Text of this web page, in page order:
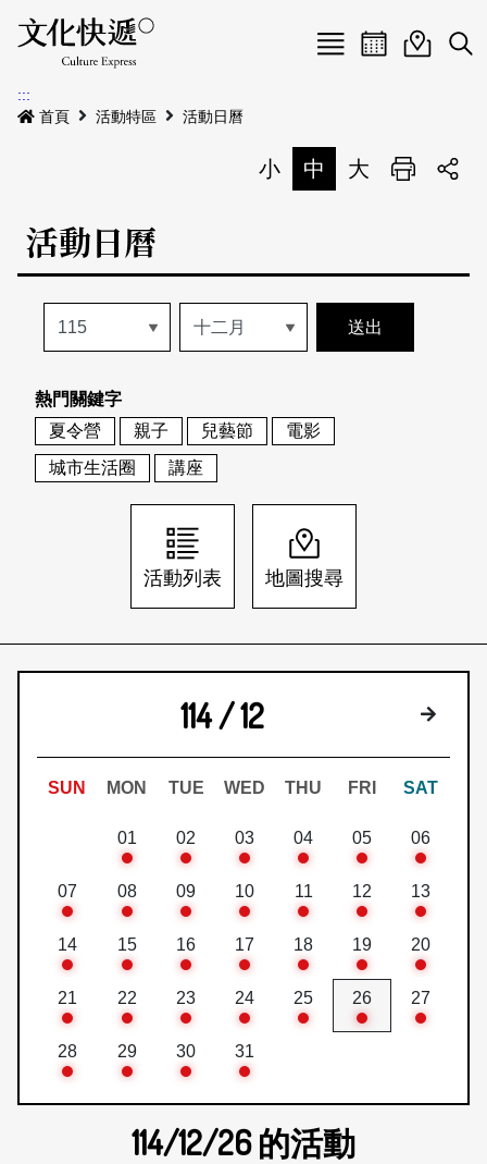
Menu
最新公告
本期專題
歷史專題
活動特區
活動列表
地圖搜尋
關於我們
關於我們
刊物索取地點
會員基本資料
刊登活動
網站導覽 English
日本語 登入/註冊
活動日曆活動地圖
展
:::
首頁
活動特區 活動日曆
小 中 大 列印
活動日曆
熱門關鍵字
夏令營
親子 兒藝節
電影
城市生活圈
講座
活動列表 地圖搜尋
114 / 12 下個月
SUN MON TUE WED THU FRI SAT
01 02 03 04 05 06
07 08 09 10 11 12 13
14 15 16 17 18 19 20
21 22 23 24 25 26 27
28 29 30 31
114/12/26的活動